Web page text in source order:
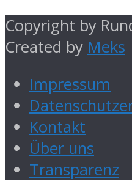
Copyright by
Created by Meks
Impressum
Kontakt
Über uns
Transparenz